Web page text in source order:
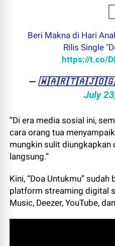
Beri Makna di Hari
Rilis Single
https://t.co/
—
July
“Di era media sosial ini,
cara orang tua
mungkin sulit diungkapkan
langsung.”
Kini, “Doa Untukmu”
platform streaming digital
Music, Deezer, YouTube,